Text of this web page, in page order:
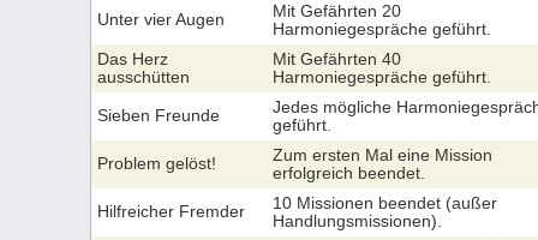
Unter vier Augen
Mit Gefährten 20
Harmoniegespräche geführt.
Das Herz
ausschütten
Mit Gefährten 40
Harmoniegespräche geführt.
Sieben Freunde
Jedes mögliche
geführt.
Problem gelöst!
Zum ersten Mal eine Mission
erfolgreich beendet.
Hilfreicher Fremder
10 Missionen beendet (außer
Handlungsmissionen).